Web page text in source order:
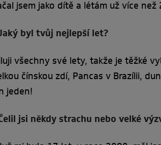
jsem jako dítě a létám už více než
byl tvůj nejlepší let?
všechny své lety, takže je těžké
čínskou zdí, Pancas v Brazílii,
jeden!
jsi někdy strachu nebo velké